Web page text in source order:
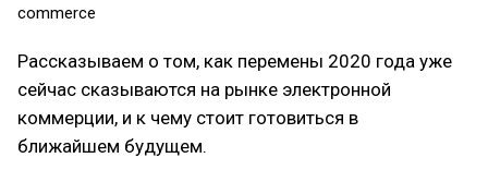
commerce
Рассказываем о том, как перемены 2020 года уже
сейчас сказываются на рынке электронной
коммерции, и к чему стоит готовиться в
ближайшем будущем.